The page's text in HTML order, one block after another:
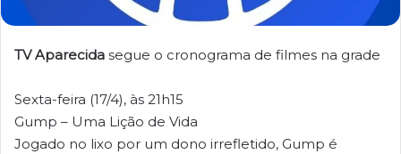
TV Aparecida segue o cronograma de filmes na grade
Sexta-feira (17/4), às 21h15
Gump – Uma Lição de Vida
Jogado no lixo por um dono irrefletido, Gump é